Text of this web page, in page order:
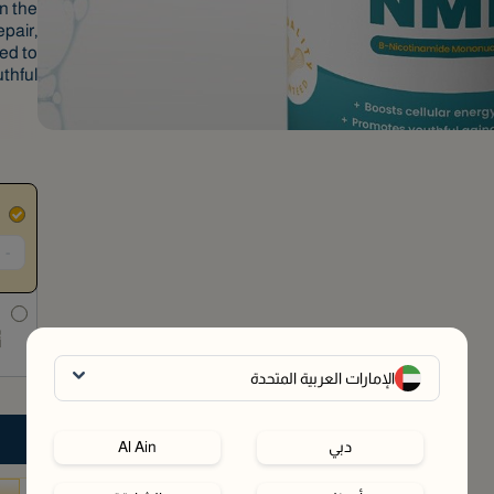
الإمارات العربية المتحدة
دبي Al Ain
the
to